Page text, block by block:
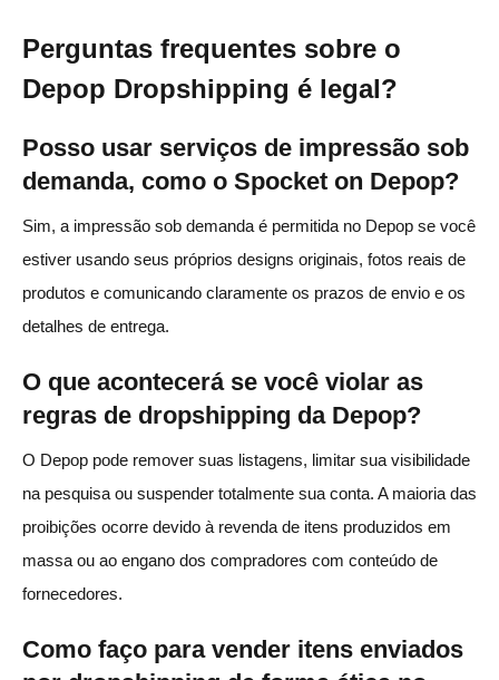
Perguntas frequentes sobre o
Depop Dropshipping é legal?
Posso usar serviços de impressão sob
demanda, como o Spocket on Depop?
Sim, a impressão sob demanda é permitida no Depop se você
estiver usando seus próprios designs originais, fotos reais de
produtos e comunicando claramente os prazos de envio e os
detalhes de entrega.
O que acontecerá se você violar as
regras de dropshipping da Depop?
O Depop pode remover suas listagens, limitar sua visibilidade
na pesquisa ou suspender totalmente sua conta. A maioria das
proibições ocorre devido à revenda de itens produzidos em
massa ou ao engano dos compradores com conteúdo de
fornecedores.
Como faço para vender itens enviados